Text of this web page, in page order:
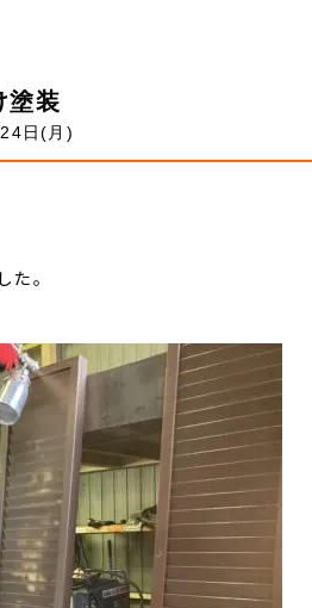
塗装
日(月)
。